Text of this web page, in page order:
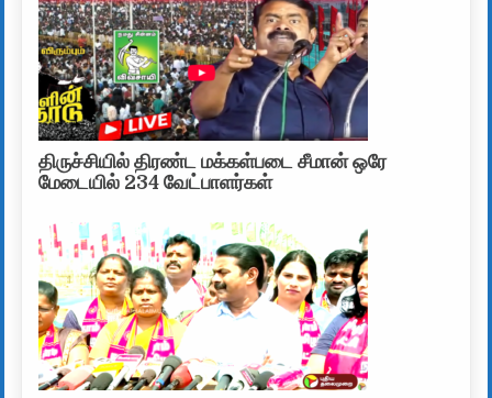
திருச்சியில் திரண்ட மக்கள்படை சீமான் ஒரே
மேடையில் 234 வேட்பாளர்கள்